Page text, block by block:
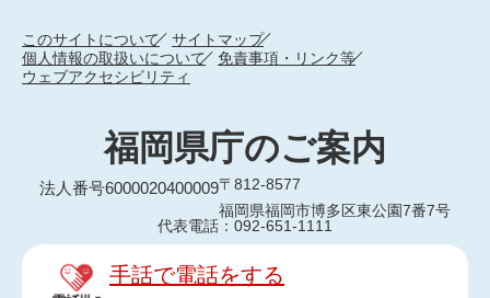
このサイトについて
サイトマップ
個人情報の取扱いについて
免責事項・リンク等
ウェブアクセシビリティ
福岡県庁のご案内
法人番号6000020400009〒812-8577
福岡県福岡市博多区東公園7番7号
代表電話：092-651-1111
手話で電話をする